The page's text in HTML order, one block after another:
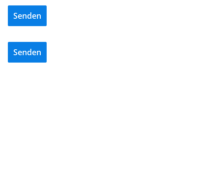
Senden
Senden